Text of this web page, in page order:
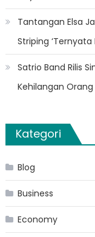
Tantangan Elsa
Striping ‘Ternyata
Satrio Band Rilis
Kehilangan
Kategori
Blog
Business
Economy